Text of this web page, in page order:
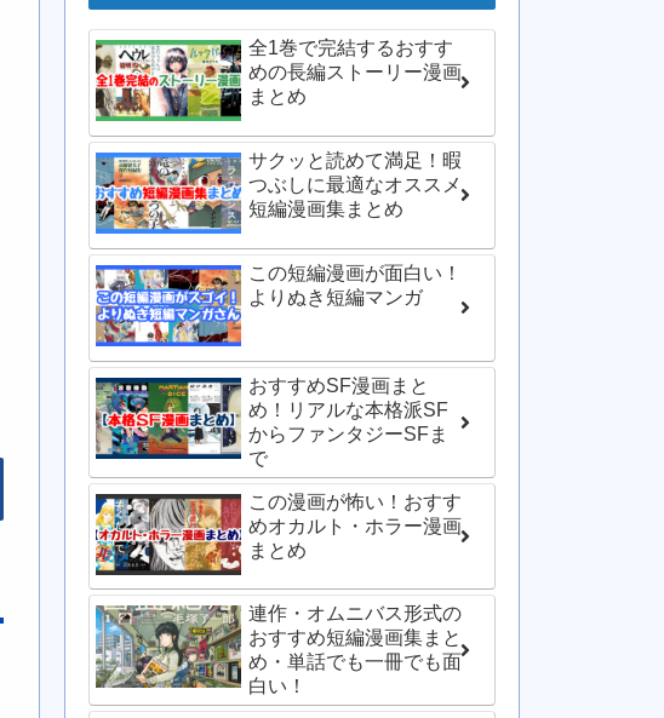
全1巻で完結するおすす
めの長編ストーリー漫画
まとめ
サクッと読めて満足！暇
つぶしに最適なオススメ
短編漫画集まとめ
この短編漫画が面白い！
よりぬき短編マンガ
おすすめSF漫画まと
め！リアルな本格派SF
からファンタジーSFま
で
この漫画が怖い！おすす
めオカルト・ホラー漫画
まとめ
連作・オムニバス形式の
おすすめ短編漫画集まと
め・単話でも一冊でも面
白い！